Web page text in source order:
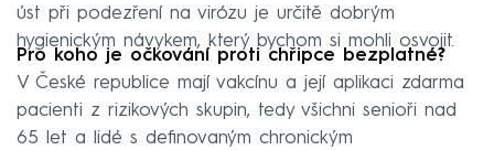
úst při podezření na virózu je určitě dobrým
hygienickým návykem, který bychom si mohli osvojit.
Pro koho je očkování proti chřipce bezplatné?
V České republice mají vakcínu a její aplikaci zdarma
pacienti z rizikových skupin, tedy všichni senioři nad
65 let a lidé s definovaným chronickým